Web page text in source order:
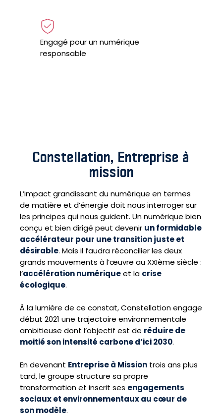
Engagé pour un numérique
responsable
Constellation, Entreprise à
mission
L’impact grandissant du numérique en termes
de matière et d’énergie doit nous interroger sur
les principes qui nous guident. Un numérique bien
conçu et bien dirigé peut devenir un formidable
accélérateur pour une transition juste et
désirable. Mais il faudra réconcilier les deux
grands mouvements à l’œuvre au XXIème siècle :
l’accélération numériqueet la crise
écologique.
À la lumière de ce constat, Constellation engage
début 2021 une trajectoire environnementale
ambitieuse dont l’objectif est de réduire de
moitié son intensité carbone d’ici 2030.
En devenant Entreprise à Mission trois ans plus
tard, le groupe structure sa propre
transformation et inscrit ses engagements
sociaux et environnementaux au cœur de
son modèle.